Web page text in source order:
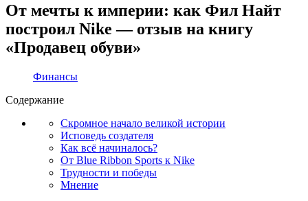
От мечты к империи: как Фил Найт
построил Nike — отзыв на книгу
«Продавец обуви»
Финансы
Содержание
Скромное начало великой истории
Исповедь создателя
Как всё начиналось?
От Blue Ribbon Sports к Nike
Трудности и победы
Мнение